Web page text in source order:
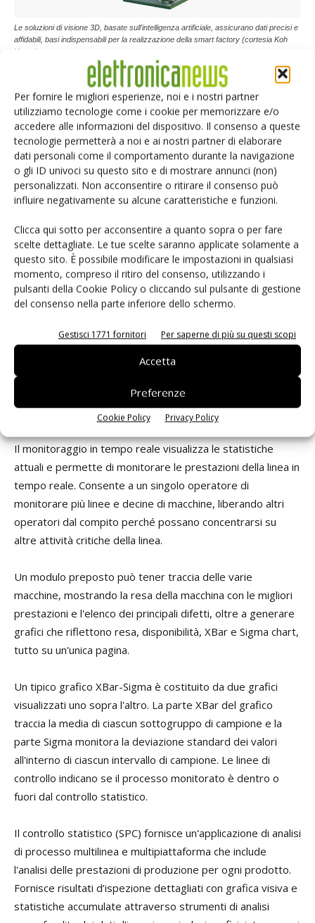
Per fornire le migliori esperienze, noi e i nostri partner
utilizziamo tecnologie come i cookie per memorizzare e/o
accedere alle informazioni del dispositivo. Il consenso a queste
tecnologie permetterà a noi e ai nostri partner di elaborare
dati personali come il comportamento durante la navigazione
o gli ID univoci su questo sito e di mostrare annunci (non)
personalizzati. Non acconsentire o ritirare il consenso può
influire negativamente su alcune caratteristiche e funzioni.
Clicca qui sotto per acconsentire a quanto sopra o per fare
scelte dettagliate. Le tue scelte saranno applicate solamente a
questo sito. È possibile modificare le impostazioni in qualsiasi
momento, compreso il ritiro del consenso, utilizzando i
pulsanti della Cookie Policy o cliccando sul pulsante di gestione
del consenso nella parte inferiore dello schermo.
Gestisci 1771 fornitori Per saperne di più su questi scopi
Accetta
Preferenze
Cookie Policy Privacy Policy
Le soluzioni di visione 3D, basate sull'intelligenza artificiale, assicurano dati precisi e
affidabili, basi indispensabili per la realizzazione della smart factory (cortesia Koh
Young)
Statistical Process Control eData Analysis
visione
La forza della suite software ideale per la fabbrica
intelligente risiede nella sua potenza analitica. Un modulo di
controllo statistico del processo può fornire una
visualizzazione semplice dei risultati di produzione e
d’ispezione in tempo reale, inclusi grafici configurabili
dall'utente per parametri specifici. In questo modo gli
utenti possono identificare l'esatta origine del difetto
controllando le false chiamate e le parti NG (no-good, non
ottimizzare le impostazioni predefinite confrontando i
risultati effettivi con i valori medi, minimi e massimi. Ad
esempio, se il processo è stabile, gli operatori possono
restringere ulteriormente le tolleranze per evitare
deviazioni che conducano alle fughe.
Il monitoraggio in tempo reale visualizza le statistiche
attuali e permette di monitorare le prestazioni della linea in
tempo reale. Consente a un singolo operatore di
monitorare più linee e decine di macchine, liberando altri
operatori dal compito perché possano concentrarsi su
altre attività critiche della linea.
Un modulo preposto può tener traccia delle varie
macchine, mostrando la resa della macchina con le migliori
prestazioni e l'elenco dei principali difetti, oltre a generare
grafici che riflettono resa, disponibilità, XBar e Sigma chart,
tutto su un'unica pagina.
Un tipico grafico XBar-Sigma è costituito da due grafici
visualizzati uno sopra l'altro. La parte XBar del grafico
traccia la media di ciascun sottogruppo di campione e la
parte Sigma monitora la deviazione standard dei valori
all'interno di ciascun intervallo di campione. Le linee di
controllo indicano se il processo monitorato è dentro o
fuori dal controllo statistico.
Il controllo statistico (SPC) fornisce un'applicazione di analisi
di processo multilinea e multipiattaforma che include
l'analisi delle prestazioni di produzione per ogni prodotto.
Fornisce risultati d’ispezione dettagliati con grafica visiva e
statistiche accumulate attraverso strumenti di analisi